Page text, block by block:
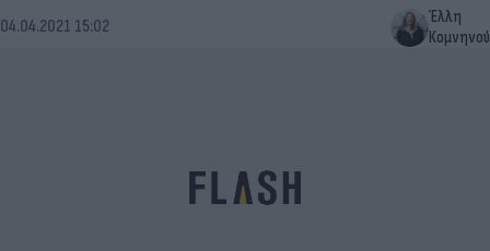
04.04.2021 15:02
Έλλη
Κομνηνού